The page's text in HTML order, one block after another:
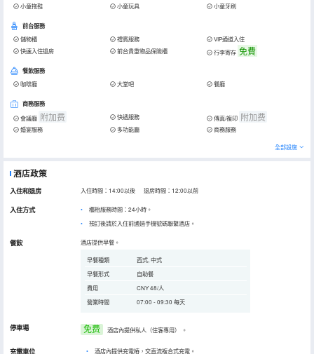
小童拖鞋 小童玩具 小童牙刷
前台服務
儲物櫃 禮賓服務
VIP通道入住
快速入住退房
前台貴重物品保險櫃 行李寄存 免費
餐飲服務
咖啡廳 大堂吧 餐廳
商務服務
會議廳 附加费 快遞服務 傳真/複印 附加费
婚宴服務 多功能廳 商務服務
全部設施
酒店政策
入住和退房 入住時間：14:00以後 退房時間：12:00以前
入住方式
櫃枱服務時間：24小時。
預訂後請於入住前通過手機號碼聯繫酒店。
餐飲 酒店提供早餐。
早餐種類
西式, 中式
早餐形式
自助餐
費用
CNY 48/人
營業時間
07:00 - 09:30 每天
停車場 免费 酒店內提供私人（住客專用） 。
充電車位 • 酒店內提供充電樁，交直流複合式充電。